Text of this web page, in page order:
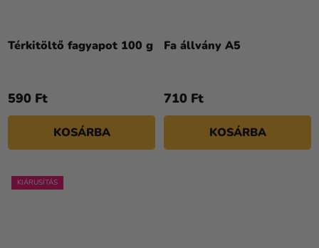
Térkitöltő fagyapot 100 g
590 Ft
KOSÁRBA
Fa állvány A5
710 Ft
KOSÁRBA
KIÁRUSÍTÁS